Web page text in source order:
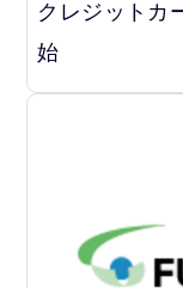
クレジットカ
始